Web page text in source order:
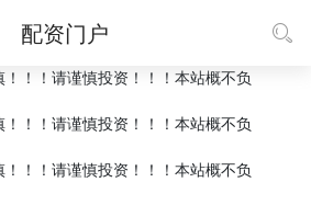
配资门户